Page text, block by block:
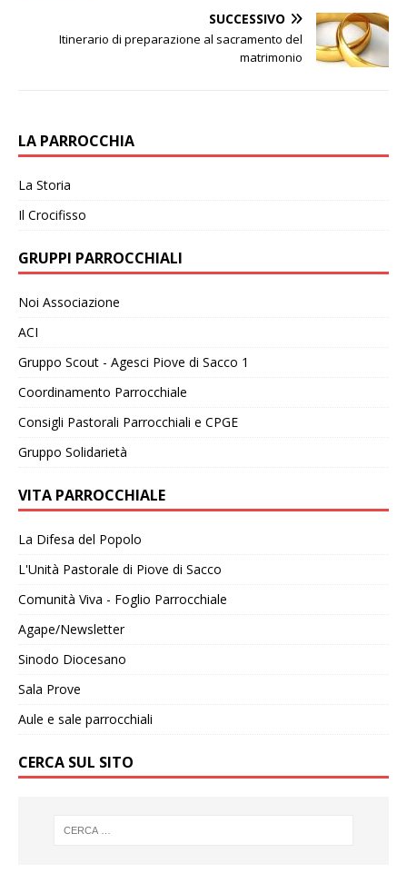
SUCCESSIVO
Itinerario di preparazione al sacramento del
matrimonio
LA PARROCCHIA
La Storia
Il Crocifisso
GRUPPI PARROCCHIALI
Noi Associazione
ACI
Gruppo Scout - Agesci Piove di Sacco 1
Coordinamento Parrocchiale
Consigli Pastorali Parrocchiali e CPGE
Gruppo Solidarietà
VITA PARROCCHIALE
La Difesa del Popolo
L'Unità Pastorale di Piove di Sacco
Comunità Viva - Foglio Parrocchiale
Agape/Newsletter
Sinodo Diocesano
Sala Prove
Aule e sale parrocchiali
CERCA SUL SITO